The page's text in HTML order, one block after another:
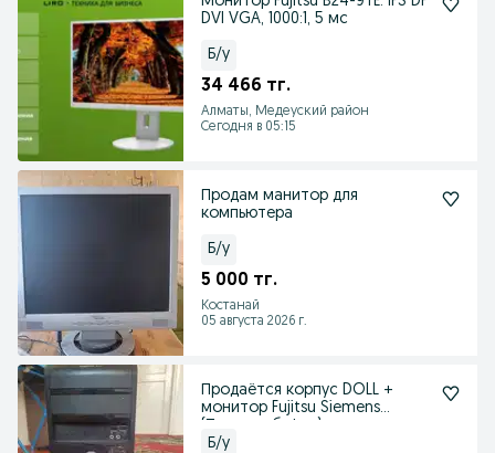
DVI VGA, 1000:1, 5 мс
Б/у
34 466 тг.
Алматы, Медеуский район
Сегодня в 05:15
Продам манитор для
компьютера
Б/у
5 000 тг.
Костанай
05 августа 2026 г.
Продаётся корпус DOLL +
монитор Fujitsu Siemens
Б/у